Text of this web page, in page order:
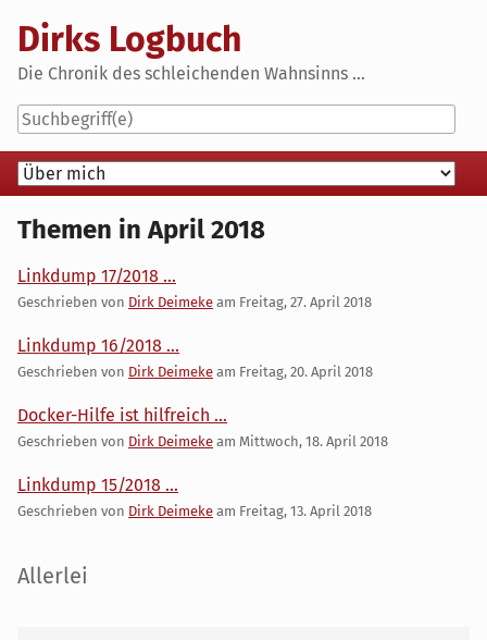
content
Dirks Logbuch
Die Chronik des schleichenden Wahnsinns ...
Navigation
Themen in April 2018
Linkdump 17/2018 ...
Geschrieben von Dirk Deimeke am Freitag, 27. April 2018
Linkdump 16/2018 ...
Geschrieben von Dirk Deimeke am Freitag, 20. April 2018
Docker-Hilfe ist hilfreich ...
Geschrieben von Dirk Deimeke am Mittwoch, 18. April 2018
Linkdump 15/2018 ...
Geschrieben von Dirk Deimeke am Freitag, 13. April 2018
Seitenleiste
Allerlei